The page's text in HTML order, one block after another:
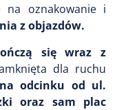
na oznakowanie i
z objazdów.
się wraz z
dla ruchu
na odcinku od ul.
oraz sam plac